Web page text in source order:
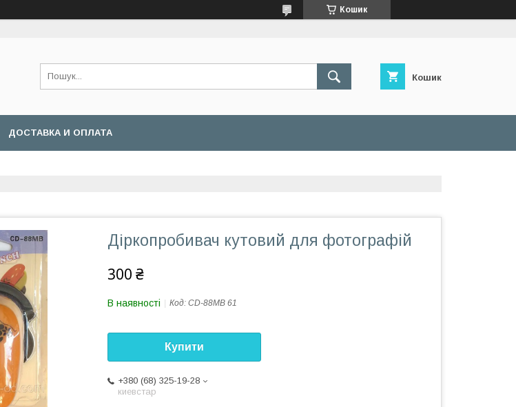
Кошик
Кошик
ДОСТАВКА И ОПЛАТА
Діркопробивач кутовий для фотографій
300 ₴
В наявності Код: CD-88МВ 61
Купити
+380 (68) 325-19-28
киевстар